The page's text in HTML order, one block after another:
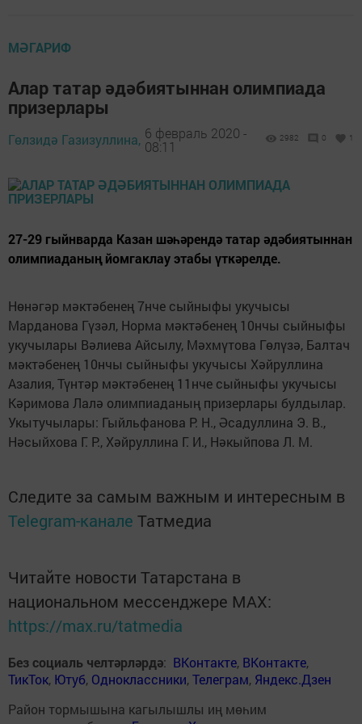
МӘГАРИФ
Алар татар әдәбиятыннан олимпиада
призерлары
Гөлзидә Газизуллина, 6 февраль 2020 -
08:11
2982 0 1
27-29 гыйнварда Казан шәһәрендә татар әдәбиятыннан
олимпиаданың йомгаклау этабы үткәрелде.
Нөнәгәр мәктәбенең 7нче сыйныфы укучысы
Марданова Гүзәл, Норма мәктәбенең 10нчы сыйныфы
укучылары Вәлиева Айсылу, Мәхмүтова Гөлүзә, Балтач
мәктәбенең 10нчы сыйныфы укучысы Хәйруллина
Азалия, Түнтәр мәктәбенең 11нче сыйныфы укучысы
Кәримова Лалә олимпиаданың призерлары булдылар.
Укытучылары: Гыйльфанова Р. Н., Әсадуллина Э. В.,
Нәсыйхова Г. Р., Хәйруллина Г. И., Нәкыйпова Л. М.
Следите за самым важным и интересным в
Telegram-канале Татмедиа
Читайте новости Татарстана в
национальном мессенджере MАХ:
https://max.ru/tatmedia
Без социаль челтәрләрдә: ВКонтакте, ВКонтакте,
ТикТок, Ютуб, Одноклассники,Телеграм, Яндекс.Дзен
Район тормышына кагылышлы иң мөһим